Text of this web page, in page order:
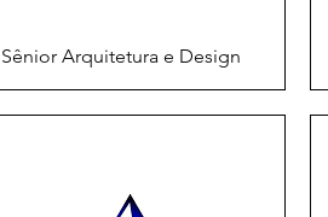
Sênior Arquitetura e Design